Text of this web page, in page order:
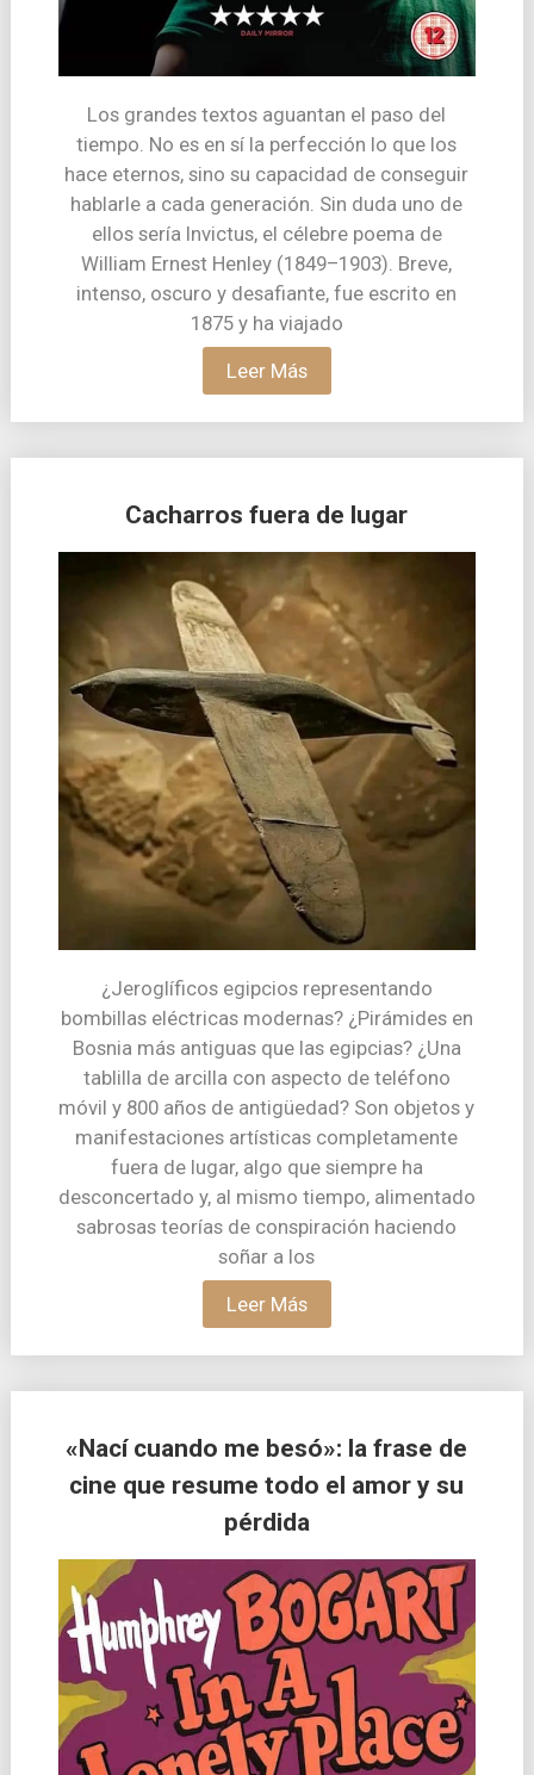
Los grandes textos aguantan el paso del
tiempo. No es en sí la perfección lo que los
hace eternos, sino su capacidad de conseguir
hablarle a cada generación. Sin duda uno de
ellos sería Invictus, el célebre poema de
William Ernest Henley (1849–1903). Breve,
intenso, oscuro y desafiante, fue escrito en
1875 y ha viajado
Leer Más
Cacharros fuera de lugar
¿Jeroglíficos egipcios representando
bombillas eléctricas modernas? ¿Pirámides en
Bosnia más antiguas que las egipcias? ¿Una
tablilla de arcilla con aspecto de teléfono
móvil y 800 años de antigüedad? Son objetos y
manifestaciones artísticas completamente
fuera de lugar, algo que siempre ha
desconcertado y, al mismo tiempo, alimentado
sabrosas teorías de conspiración haciendo
soñar a los
Leer Más
«Nací cuando me besó»: la frase de
cine que resume todo el amor y su
pérdida